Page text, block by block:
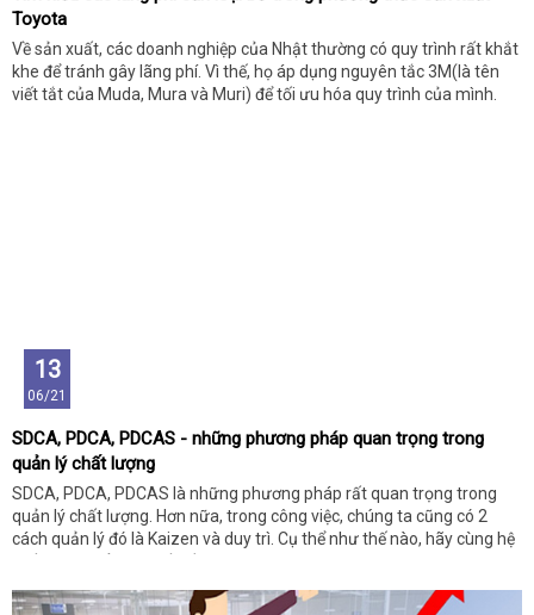
Toyota
Về sản xuất, các doanh nghiệp của Nhật thường có quy trình rất khắt
khe để tránh gây lãng phí. Vì thế, họ áp dụng nguyên tắc 3M(là tên
viết tắt của Muda, Mura và Muri) để tối ưu hóa quy trình của mình.
13
06/21
SDCA, PDCA, PDCAS - những phương pháp quan trọng trong
quản lý chất lượng
SDCA, PDCA, PDCAS là những phương pháp rất quan trọng trong
quản lý chất lượng. Hơn nữa, trong công việc, chúng ta cũng có 2
cách quản lý đó là Kaizen và duy trì. Cụ thể như thế nào, hãy cùng hệ